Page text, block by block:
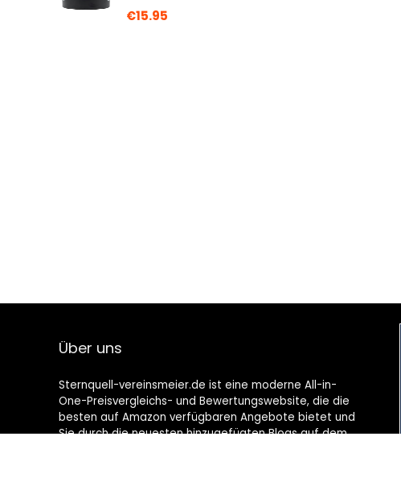
€15.95
Über uns
Sternquell-vereinsmeier.de ist eine moderne All-in-
One-Preisvergleichs- und Bewertungswebsite, die die
besten auf Amazon verfügbaren Angebote bietet und
Sie durch die neuesten hinzugefügten Blogs auf dem